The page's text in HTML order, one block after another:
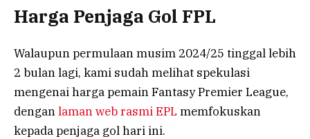
Harga Penjaga Gol FPL
Walaupun permulaan musim 2024/25 tinggal lebih
2 bulan lagi, kami sudah melihat spekulasi
mengenai harga pemain Fantasy Premier League,
denganlaman web rasmi EPL memfokuskan
kepada penjaga gol hari ini.